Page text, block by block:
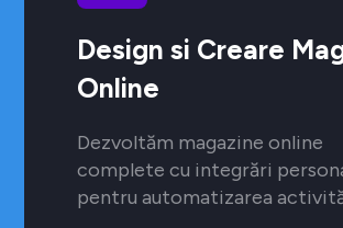
Design si Creare
Online
Dezvoltăm magazine online
complete cu integrări
pentru automatizarea